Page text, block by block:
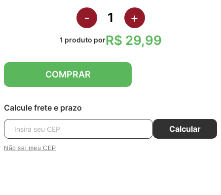
- +
1 produto porR$ 29,99
COMPRAR
Calcule frete e prazo
Calcular
Não sei meu CEP